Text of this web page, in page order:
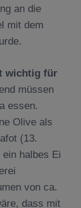
an die
mit dem
wichtig für
müssen
essen.
Olive als
(13.
halbes Ei
von ca.
dass mit